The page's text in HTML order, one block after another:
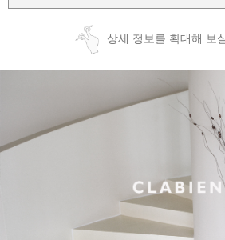
상세 정보를 확대해 보